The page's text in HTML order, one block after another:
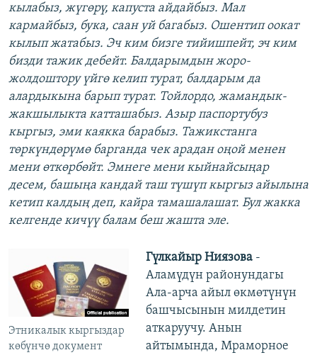
кылабыз, жүгөрү, капуста айдайбыз. Мал
кармайбыз, бука, саан уй багабыз. Ошентип оокат
кылып жатабыз. Эч ким бизге тийишпейт, эч ким
бизди тажик дебейт. Балдарымдын жоро-
жолдоштору үйгө келип турат, балдарым да
алардыкына барып турат. Тойлордо, жамандык-
жакшылыкта катташабыз. Азыр паспортубуз
кыргыз, эми каякка барабыз. Тажикстанга
төркүндөрүмө барганда чек арадан оңой менен
мени өткөрбөйт. Эмнеге мени кыйнайсыңар
десем, башыңа кандай таш түшүп кыргыз айылына
кетип калдың деп, кайра тамашалашат. Бул жакка
келгенде кичүү балам беш жашта эле.
Этникалык кыргыздар
көбүнчө документ
Гүлкайыр Ниязова-
Аламүдүн районундагы
Ала-арча айыл өкмөтүнүн
башчысынын милдетин
аткаруучу. Анын
айтымында, Мраморное